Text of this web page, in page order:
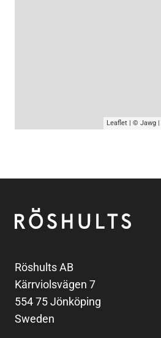
Leaflet | © Jawg |
Röshults
Röshults AB
Kärrviolsvägen 7
554 75 Jönköping
Sweden